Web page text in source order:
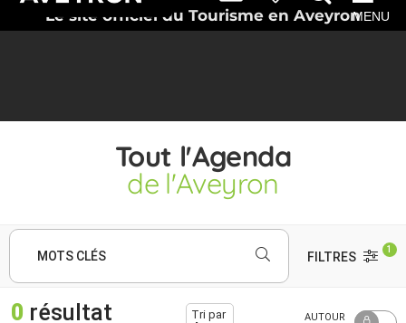
Le site officiel du Tourisme en AveyronMENU
Tout l'Agenda
de l'Aveyron
MOTS CLÉS FILTRES
1
0 résultat
Tri par
AUTOUR